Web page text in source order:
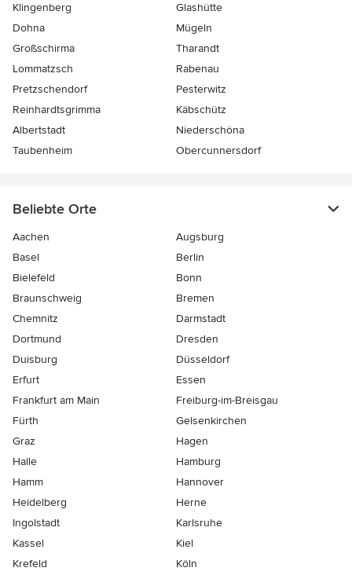
Klingenberg
Glashütte
Dohna
Mügeln
Großschirma
Tharandt
Lommatzsch
Rabenau
Pretzschendorf
Pesterwitz
Reinhardtsgrimma
Käbschütz
Albertstadt
Niederschöna
Taubenheim
Obercunnersdorf
Beliebte Orte
Aachen
Augsburg
Basel
Berlin
Bielefeld
Bonn
Braunschweig
Bremen
Chemnitz
Darmstadt
Dortmund
Dresden
Duisburg
Düsseldorf
Erfurt
Essen
Frankfurt am Main
Freiburg-im-Breisgau
Fürth
Gelsenkirchen
Graz
Hagen
Halle
Hamburg
Hamm
Hannover
Heidelberg
Herne
Ingolstadt
Karlsruhe
Kassel
Kiel
Krefeld
Köln